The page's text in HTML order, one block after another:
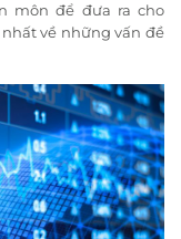
môn để đưa ra cho
về những vấn đề